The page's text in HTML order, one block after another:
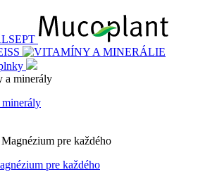
pre každého